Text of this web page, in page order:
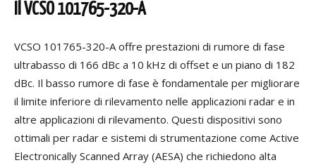
IlVCSO 101765-320-A
VCSO 101765-320-A offre prestazioni di rumore di fase
ultrabasso di 166 dBc a 10 kHz di offset e un piano di 182
dBc. Il basso rumore di fase è fondamentale per migliorare
il limite inferiore di rilevamento nelle applicazioni radar e in
altre applicazioni di rilevamento. Questi dispositivi sono
ottimali per radar e sistemi di strumentazione come Active
Electronically Scanned Array (AESA) che richiedono alta